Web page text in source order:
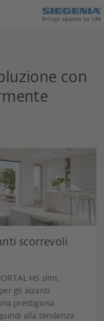
con
scorrevoli
HS slim,
gli alzanti
prestigiosa
alla tendenza